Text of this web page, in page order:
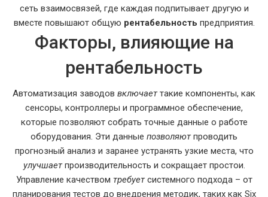
сеть взаимосвязей, где каждая подпитывает другую и
вместе повышают общую рентабельность предприятия.
Факторы, влияющие на
рентабельность
Автоматизация заводов включаеттакие компоненты, как
сенсоры, контроллеры и программное обеспечение,
которые позволяют собрать точные данные о работе
оборудования. Эти данные позволяютпроводить
прогнозный анализ и заранее устранять узкие места, что
улучшаетпроизводительность и сокращает простои.
Управление качеством требуетсистемного подхода – от
планирования тестов до внедрения методик, таких как Six